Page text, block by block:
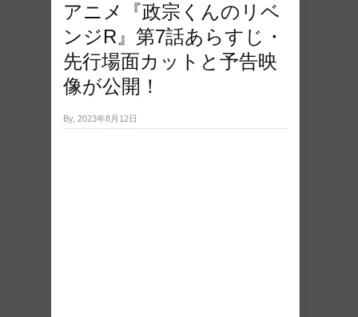
アニメ『政宗くんのリベ
ンジR』第7話あらすじ・
先行場面カットと予告映
像が公開！
By, 2023年8月12日